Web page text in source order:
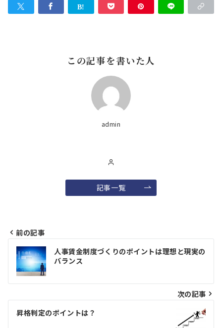
この記事を書いた人
admin
記事一覧
投
稿
ナ
ビ
ゲ
前の記事
人事賃金制度づくりのポイントは理想と現実の
バランス
次の記事
昇格判定のポイントは？